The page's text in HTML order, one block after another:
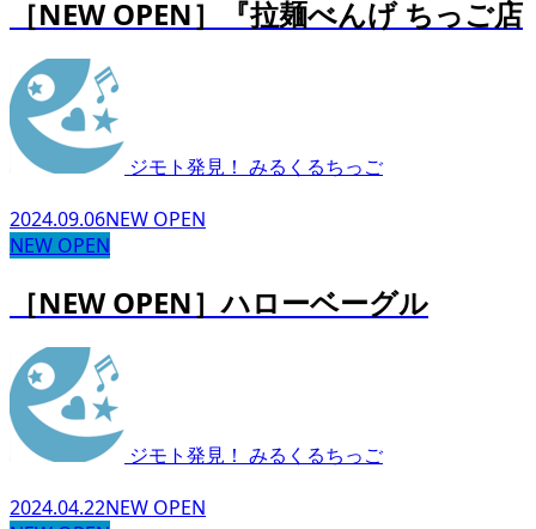
［NEW OPEN］『拉麺べんげ ちっご店
ジモト発見！ みるくるちっご
2024.09.06NEW OPEN
NEW OPEN
［NEW OPEN］ハローベーグル
ジモト発見！ みるくるちっご
2024.04.22NEW OPEN